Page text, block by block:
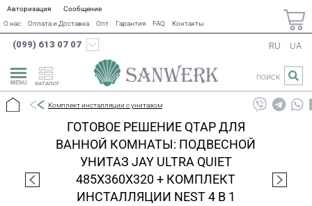
Авторизация
Сообщение
О нас
Оплата и Доставка Опт Гарантия FAQ Контакты
(099) 613 07 07
КАТАЛОГ
RU UA
ПОИСК
Комплект инсталляции с унитазом
ГОТОВОЕ РЕШЕНИЕ QTAP ДЛЯ
ВАННОЙ КОМНАТЫ: ПОДВЕСНОЙ
УНИТАЗ JAY ULTRA QUIET
485X360X320 + КОМПЛЕКТ
ИНСТАЛЛЯЦИИ NEST 4 В 1